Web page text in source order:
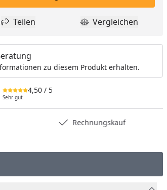
hinzufügen
Teilen
Teilen Produkt
Vergleichen
zu diesem Produkt erhalten.
4,50 / 5
Sehr gut
Rechnungskauf